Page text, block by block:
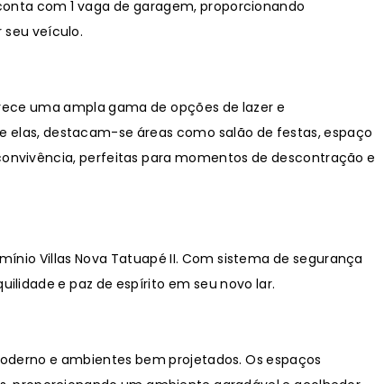
com 1 vaga de garagem, proporcionando
veículo.
uma ampla gama de opções de lazer e
elas, destacam-se áreas como salão de festas, espaço
perfeitas para momentos de descontração e
Villas Nova Tatuapé II. Com sistema de segurança
e paz de espírito em seu novo lar.
e ambientes bem projetados. Os espaços